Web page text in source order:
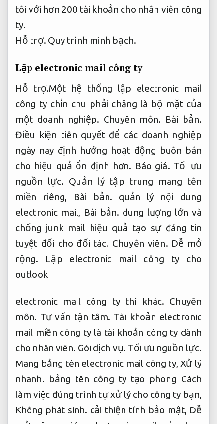
tôi với hơn 200 tài khoản cho nhân viên công
ty.
Hỗ trợ. Quy trình minh bạch.
Lập electronic mail công ty
Hỗ trợ.Một hệ thống lập electronic mail
công ty chỉn chu phải chăng là bộ mặt của
một doanh nghiệp. Chuyên môn. Bài bản.
Điều kiện tiên quyết để các doanh nghiệp
ngày nay định hướng hoạt động buôn bán
cho hiệu quả ổn định hơn. Báo giá. Tối ưu
nguồn lực. Quản lý tập trung mang tên
miền riêng, Bài bản. quản lý nội dung
electronic mail, Bài bản. dung lượng lớn và
chống junk mail hiệu quả tạo sự đáng tin
tuyệt đối cho đối tác. Chuyên viên. Dễ mở
rộng. Lập electronic mail công ty cho
outlook
electronic mail công ty thì khác. Chuyên
môn. Tư vấn tận tâm. Tài khoản electronic
mail miền công ty là tài khoản công ty dành
cho nhân viên. Gói dịch vụ. Tối ưu nguồn lực.
Mang bảng tên electronic mail công ty,Xử lý
nhanh. bảng tên công ty tạo phong Cách
làm việc đúng trình tự xử lý cho công ty bạn,
Không phát sinh. cải thiện tính bảo mật, Dễ